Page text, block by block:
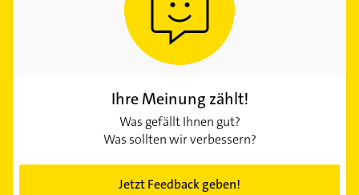
Ihre Meinung zählt!
Was gefällt Ihnen gut?
Was sollten wir verbessern?
Jetzt Feedback geben!